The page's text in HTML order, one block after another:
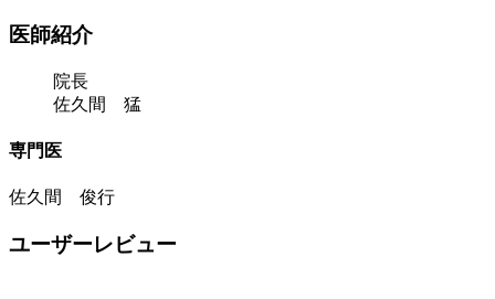
医師紹介
院長
佐久間 猛
専門医
佐久間 俊行
ユーザーレビュー